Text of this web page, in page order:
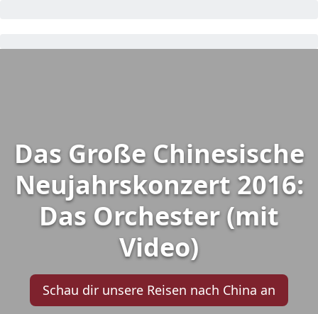
Das Große Chinesische
Neujahrskonzert 2016:
Das Orchester (mit
Video)
Schau dir unsere Reisen nach China an